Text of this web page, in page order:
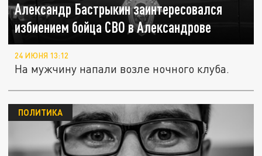
Александр Бастрыкин заинтересовался
избиением бойца СВО в Александрове
24 ИЮНЯ 13:12
На мужчину напали возле ночного клуба.
ПОЛИТИКА